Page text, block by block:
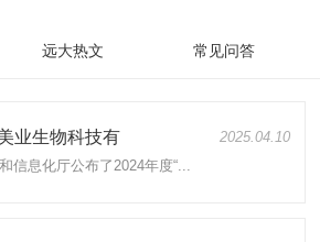
远大热文 常见问答
2025.04.10
业生物科技有
息化厅公布了2024年度“...